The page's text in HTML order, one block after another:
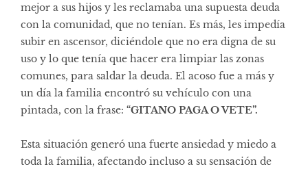
mejor a sus hijos y les reclamaba una supuesta deuda
con la comunidad, que no tenían. Es más, les impedía
subir en ascensor, diciéndole que no era digna de su
uso y lo que tenía que hacer era limpiar las zonas
comunes, para saldar la deuda. El acoso fue a más y
un día la familia encontró su vehículo con una
pintada, con la frase: “GITANO PAGA O VETE”.
Esta situación generó una fuerte ansiedad y miedo a
toda la familia, afectando incluso a su sensación de